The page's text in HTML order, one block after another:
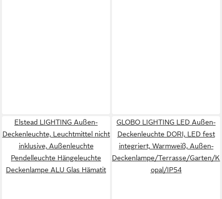
Elstead LIGHTING Außen-
Deckenleuchte, Leuchtmittel nicht
inklusive, Außenleuchte
Pendelleuchte Hängeleuchte
Deckenlampe ALU Glas Hämatit
GLOBO LIGHTING LED Außen-
Deckenleuchte DORI, LED fest
integriert, Warmweiß, Außen-
Deckenlampe/Terrasse/Garten/
opal/IP54